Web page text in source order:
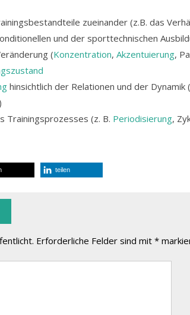
zueinander (z.B. das
und der sporttechnischen
(Konzentration, Akzentuierung,
hinsichtlich der Relationen und der Dynamik
Trainingsprozesses (z. B. Periodisierung,
teilen
Erforderliche Felder sind mit *